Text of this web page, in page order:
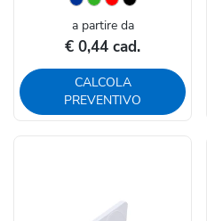
a partire da
€ 0,44 cad.
CALCOLA
PREVENTIVO